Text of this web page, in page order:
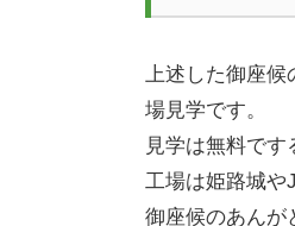
上述した御座候
場見学です。
見学は無料です
工場は姫路城や
御座候のあんが